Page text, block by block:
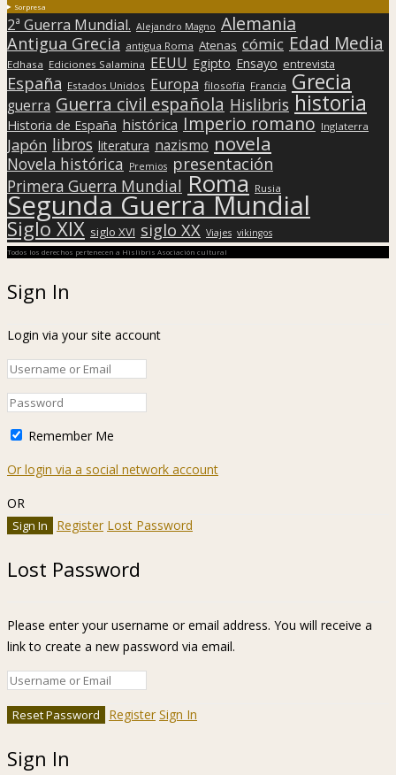
Sorpresa
2ª Guerra Mundial. Alejandro Magno Alemania
Antigua Grecia antigua Roma Atenas cómic Edad Media
Edhasa Ediciones Salamina EEUU Egipto Ensayo entrevista
España Estados Unidos Europa filosofía Francia Grecia
guerra Guerra civil española Hislibris historia
Historia de España histórica Imperio romano Inglaterra
Japón libros literatura nazismo novela
Novela histórica Premios presentación
Primera Guerra Mundial Roma Rusia
Segunda Guerra Mundial
Siglo XIX siglo XVI siglo XX Viajes vikingos
Todos los derechos pertenecen a Hislibris Asociación cultural
Sign In
Login via your site account
Remember Me
Or login via a social network account
OR
Register Lost Password
Lost Password
Please enter your username or email address. You will receive a
link to create a new password via email.
Register Sign In
Sign In